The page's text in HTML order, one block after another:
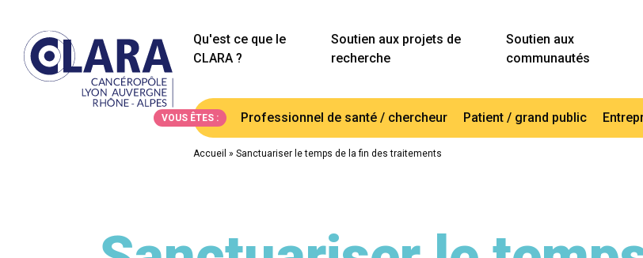
Qu'est ce que le
CLARA ?
Soutien aux projets de
recherche
Soutien aux
communautés
VOUS ÊTES : Professionnel de santé / chercheur Patient / grand public
Accueil » Sanctuariser le temps de la fin des traitements